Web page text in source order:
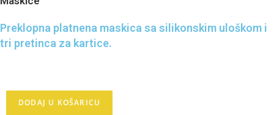
Preklopna platnena maskica sa silikonskim uloškom i
tri pretinca za kartice.
DODAJ U KOŠARICU